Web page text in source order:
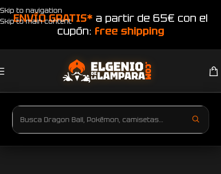
Skip to navigation
Skip to main content
ENVÍO GRATIS* a partir de 65€ con el
cupón: free shipping